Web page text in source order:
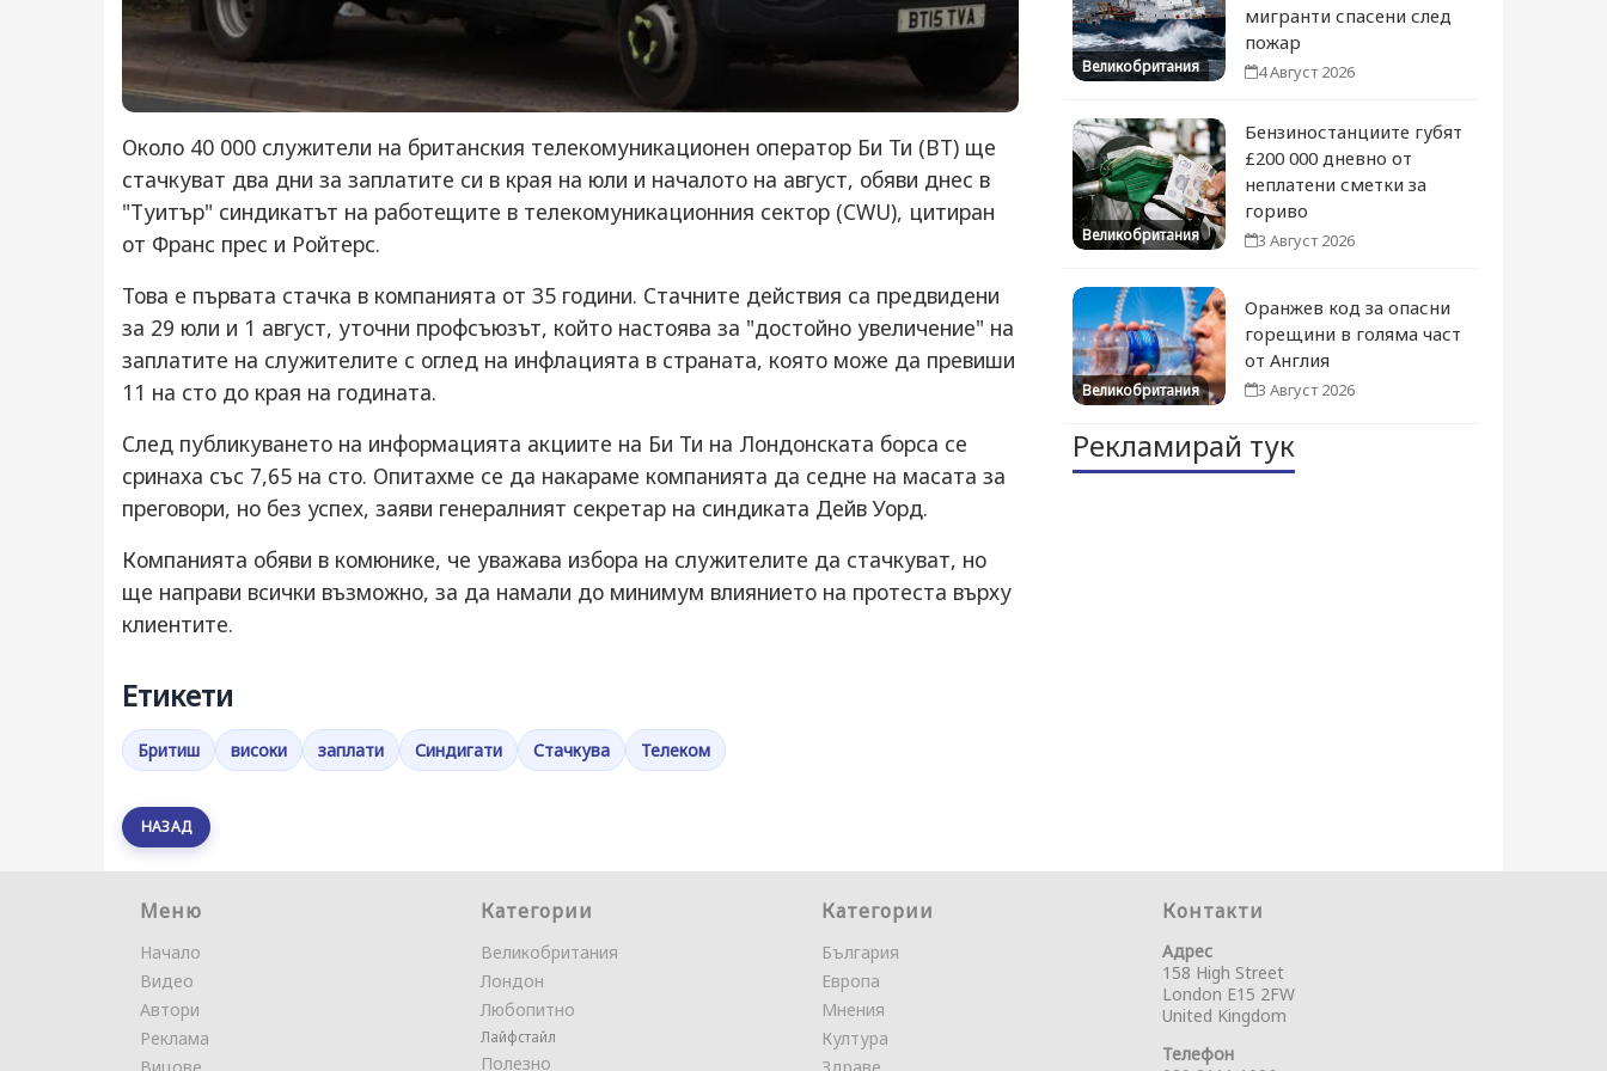
Около 40 000 служители на британския телекомуникационен оператор Би Ти (BT) ще
стачкуват два дни за заплатите си в края на юли и началото на август, обяви днес в
"Туитър" синдикатът на работещите в телекомуникационния сектор (CWU), цитиран
от Франс прес и Ройтерс.
Това е първата стачка в компанията от 35 години. Стачните действия са предвидени
за 29 юли и 1 август, уточни профсъюзът, който настоява за "достойно увеличение" на
заплатите на служителите с оглед на инфлацията в страната, която може да превиши
11 на сто до края на годината.
След публикуването на информацията акциите на Би Ти на Лондонската борса се
сринаха със 7,65 на сто. Опитахме се да накараме компанията да седне на масата за
преговори, но без успех, заяви генералният секретар на синдиката Дейв Уорд.
Компанията обяви в комюнике, че уважава избора на служителите да стачкуват, но
ще направи всички възможно, за да намали до минимум влиянието на протеста върху
клиентите.
Етикети
Бритиш високи заплати Синдигати Стачкува Телеком
НАЗАД
Великобритания
мигранти спасени след
пожар
4 Август 2026
Великобритания
Бензиностанциите губят
£200 000 дневно от
неплатени сметки за
гориво
3 Август 2026
Великобритания
Оранжев код за опасни
горещини в голяма част
от Англия
3 Август 2026
Рекламирай тук
Меню
Начало
Видео
Автори
Реклама
Категории
Великобритания
Лондон
Любопитно
Лайфстайл
Полезно
Категории
България
Европа
Мнения
Култура
Контакти
Адрес
158 High Street
London E15 2FW
United Kingdom
Телефон